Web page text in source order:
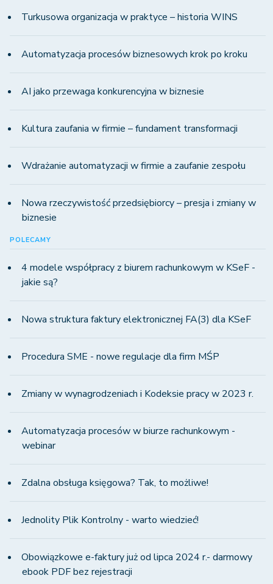
Turkusowa organizacja w praktyce – historia WINS
Automatyzacja procesów biznesowych krok po kroku
AI jako przewaga konkurencyjna w biznesie
Kultura zaufania w firmie – fundament transformacji
Wdrażanie automatyzacji w firmie a zaufanie zespołu
Nowa rzeczywistość przedsiębiorcy – presja i zmiany w
biznesie
POLECAMY
4 modele współpracy z biurem rachunkowym w KSeF -
jakie są?
Nowa struktura faktury elektronicznej FA(3) dla KSeF
Procedura SME - nowe regulacje dla firm MŚP
Zmiany w wynagrodzeniach i Kodeksie pracy w 2023 r.
Automatyzacja procesów w biurze rachunkowym -
webinar
Zdalna obsługa księgowa? Tak, to możliwe!
Jednolity Plik Kontrolny - warto wiedzieć!
Obowiązkowe e-faktury już od lipca 2024 r.- darmowy
ebook PDF bez rejestracji